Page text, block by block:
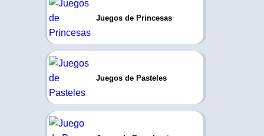
Juegos de Princesas
Juegos de Pasteles